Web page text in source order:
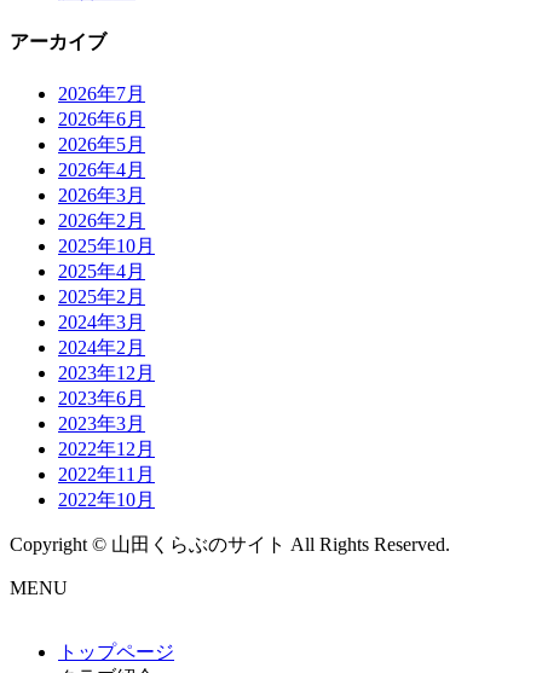
アーカイブ
2026年7月
2026年6月
2026年5月
2026年4月
2026年3月
2026年2月
2025年10月
2025年4月
2025年2月
2024年3月
2024年2月
2023年12月
2023年6月
2023年3月
2022年12月
2022年11月
2022年10月
Copyright © 山田くらぶのサイト All Rights Reserved.
MENU
トップページ